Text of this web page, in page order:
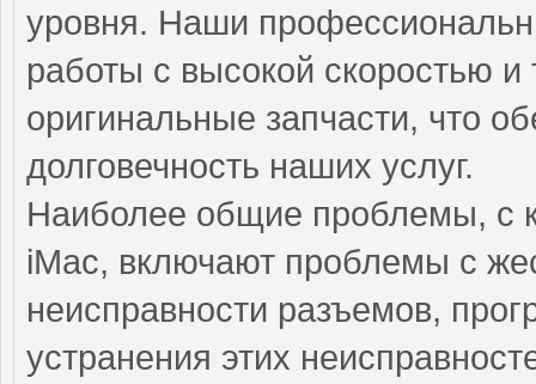
уровня. Наши
работы с высокой скоростью и
оригинальные запчасти, что
долговечность наших услуг.
Наиболее общие проблемы, с
iMac, включают проблемы с
неисправности разъемов,
устранения этих